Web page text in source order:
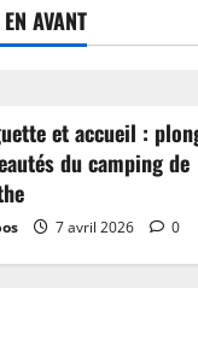
AVANT
et accueil :
du camping de
7 avril 2026 0